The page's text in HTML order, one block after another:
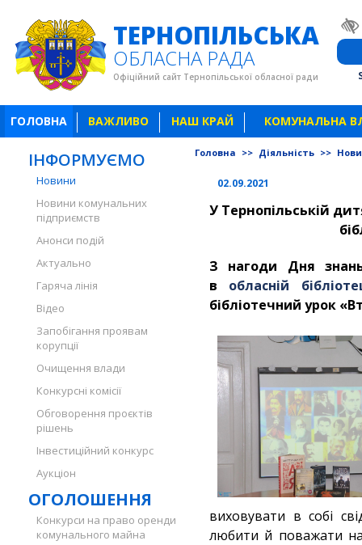
ТЕРНОПІЛЬСЬКА
ОБЛАСНА РАДА
Офіційний сайт Тернопільської обласної ради
ГОЛОВНА ВАЖЛИВО НАШ КРАЙ КОМУНАЛЬНА
ІНФОРМУЄМО
Новини
Новини комунальних
підприємств
Анонси подій
Актуально
Гаряча лінія
Відео
Запобігання проявам
корупції
Очищення влади
Конкурсні комісії
Обговорення проєктів
рішень
Інвестиційний конкурс
Аукціон
ОГОЛОШЕННЯ
Конкурси на право оренди
комунального майна
Головна >> Діяльність >>
02.09.2021
У Тернопільській
З нагоди Дня
в обласній
бібліотечний урок
виховувати в собі
любити й поважати